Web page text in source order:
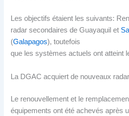
Les objectifs étaient les suivants:
radar secondaires de Guayaquil et
(Galapagos), toutefois
que les systèmes actuels ont atteint
La DGAC acquiert de nouveaux
Le renouvellement et le
équipements ont été achevés après